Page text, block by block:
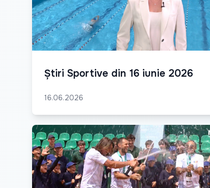
Știri Sportive din 16 iunie 2026
16.06.2026